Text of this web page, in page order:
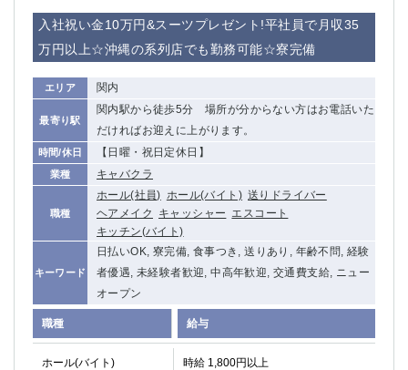
入社祝い金10万円&スーツプレゼント!平社員で月収35
万円以上☆沖縄の系列店でも勤務可能☆寮完備
エリア 関内
最寄り駅
関内駅から徒歩5分 場所が分からない方はお電話いた
だければお迎えに上がります。
時間/休日 【日曜・祝日定休日】
業種 キャバクラ
職種
ホール(社員) ホール(バイト) 送りドライバー
ヘアメイク
キャッシャー エスコート
キッチン(バイト)
キーワード
日払いOK, 寮完備, 食事つき, 送りあり, 年齢不問, 経験
者優遇, 未経験者歓迎, 中高年歓迎, 交通費支給, ニュー
オープン
職種 給与
ホール(バイト) 時給 1,800円以上